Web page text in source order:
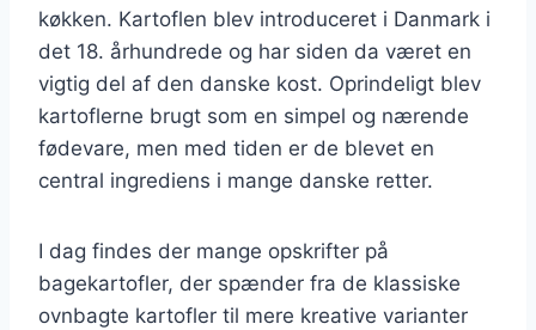
køkken. Kartoflen blev introduceret i Danmark i
det 18. århundrede og har siden da været en
vigtig del af den danske kost. Oprindeligt blev
kartoflerne brugt som en simpel og nærende
fødevare, men med tiden er de blevet en
central ingrediens i mange danske retter.
I dag findes der mange opskrifter på
bagekartofler, der spænder fra de klassiske
ovnbagte kartofler til mere kreative varianter